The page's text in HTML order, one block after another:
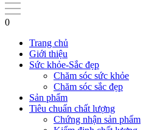
0
Trang chủ
Giới thiệu
Sức khỏe-Sắc đẹp
Chăm sóc sức khỏe
Chăm sóc sắc đẹp
Sản phẩm
Tiêu chuẩn chất lượng
Chứng nhận sản phẩm